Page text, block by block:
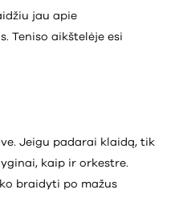
jau apie
Teniso aikštelėje esi
Jeigu padarai klaidą, tik
kaip ir orkestre.
braidyti po mažus